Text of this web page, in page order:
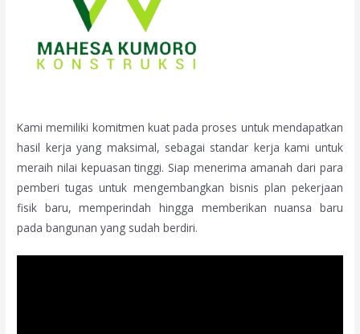
Kami memiliki komitmen kuat pada proses untuk mendapatkan
hasil kerja yang maksimal, sebagai standar kerja kami untuk
meraih nilai kepuasan tinggi. Siap menerima amanah dari para
pemberi tugas untuk mengembangkan bisnis plan pekerjaan
fisik baru, memperindah hingga memberikan nuansa baru
pada bangunan yang sudah berdiri.